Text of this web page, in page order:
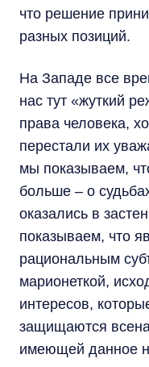
что решение
разных позиций.
На Западе все
нас тут «жуткий
права человека,
перестали их
мы показываем,
больше – о
оказались в
показываем, что
рациональным
марионеткой,
интересов,
защищаются
имеющей данное